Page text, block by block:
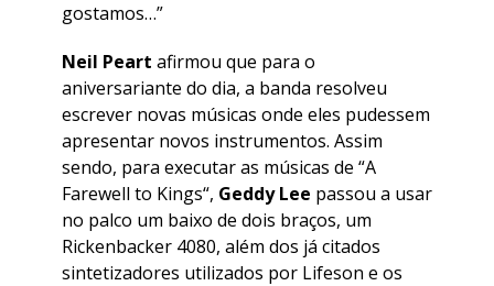
gostamos…”
Neil Peart afirmou que para o
aniversariante do dia, a banda resolveu
escrever novas músicas onde eles pudessem
apresentar novos instrumentos. Assim
sendo, para executar as músicas de “A
Farewell to Kings“, Geddy Lee passou a usar
no palco um baixo de dois braços, um
Rickenbacker 4080, além dos já citados
sintetizadores utilizados por Lifeson e os